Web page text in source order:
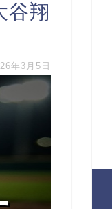
谷翔
年3月5日